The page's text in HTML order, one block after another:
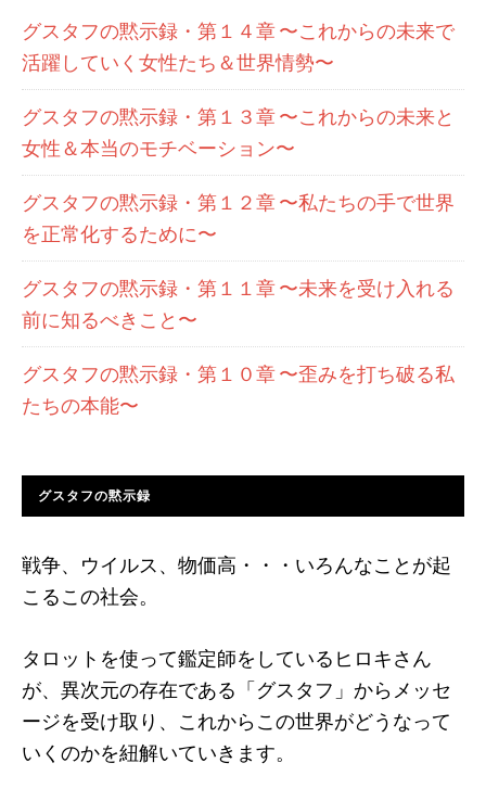
グスタフの黙示録・第１４章 〜これからの未来で
活躍していく女性たち＆世界情勢〜
グスタフの黙示録・第１３章 〜これからの未来と
女性＆本当のモチベーション〜
グスタフの黙示録・第１２章 〜私たちの手で世界
を正常化するために〜
グスタフの黙示録・第１１章 〜未来を受け入れる
前に知るべきこと〜
グスタフの黙示録・第１０章 〜歪みを打ち破る私
たちの本能〜
グスタフの黙示録
戦争、ウイルス、物価高・・・いろんなことが起
こるこの社会。
タロットを使って鑑定師をしているヒロキさん
が、異次元の存在である「グスタフ」からメッセ
ージを受け取り、これからこの世界がどうなって
いくのかを紐解いていきます。